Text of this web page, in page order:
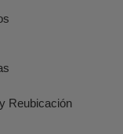
Reubicación